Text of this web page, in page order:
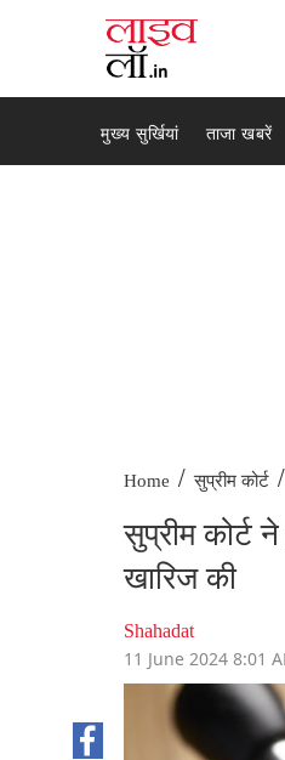
मुख्य सुर्खियां ताजा खबरें
Home / सुप्रीम कोर्ट /
सुप्रीम कोर्ट
खारिज की
Shahadat
11 June 2024 8:01